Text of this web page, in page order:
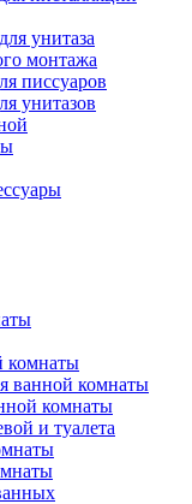
унитаза
монтажа
писсуаров
унитазов
комнаты
ванной комнаты
комнаты
и туалета